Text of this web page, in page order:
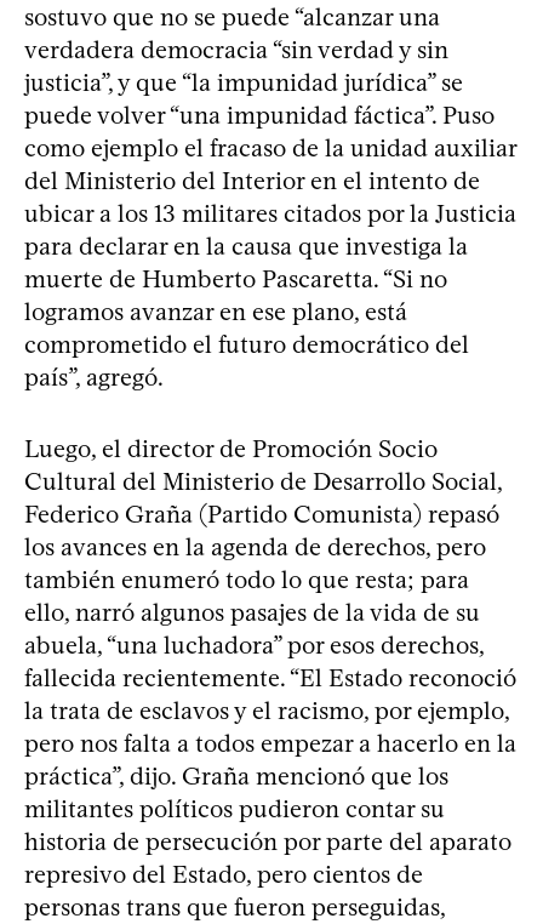
sostuvo que no se puede “alcanzar una
verdadera democracia “sin verdad y sin
justicia”, y que “la impunidad jurídica” se
puede volver “una impunidad fáctica”. Puso
como ejemplo el fracaso de la unidad auxiliar
del Ministerio del Interior en el intento de
ubicar a los 13 militares citados por la Justicia
para declarar en la causa que investiga la
muerte de Humberto Pascaretta. “Si no
logramos avanzar en ese plano, está
comprometido el futuro democrático del
país”, agregó.
Luego, el director de Promoción Socio
Cultural del Ministerio de Desarrollo Social,
Federico Graña (Partido Comunista) repasó
los avances en la agenda de derechos, pero
también enumeró todo lo que resta; para
ello, narró algunos pasajes de la vida de su
abuela, “una luchadora” por esos derechos,
fallecida recientemente. “El Estado reconoció
la trata de esclavos y el racismo, por ejemplo,
pero nos falta a todos empezar a hacerlo en la
práctica”, dijo. Graña mencionó que los
militantes políticos pudieron contar su
historia de persecución por parte del aparato
represivo del Estado, pero cientos de
personas trans que fueron perseguidas,